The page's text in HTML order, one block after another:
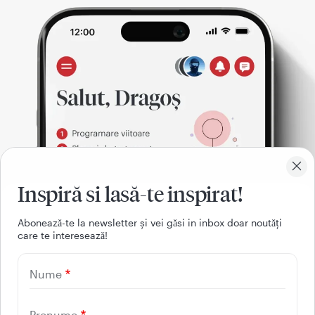
Inspiră si lasă-te inspirat!
Aboneazǎ-te la newsletter și vei gǎsi in inbox doar noutǎți
care te intereseazǎ!
Nume